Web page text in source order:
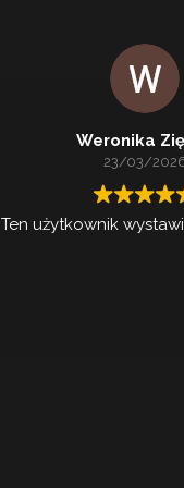
Weronika
23/03/
Ten użytkownik